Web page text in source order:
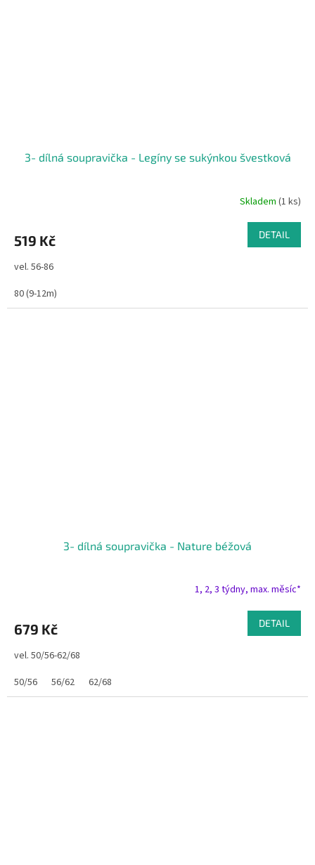
3- dílná soupravička - Legíny se sukýnkou švestková
Skladem (1 ks)
519 Kč DETAIL
vel. 56-86
80 (9-12m)
3- dílná soupravička - Nature béžová
1, 2, 3 týdny, max. měsíc*
679 Kč DETAIL
vel. 50/56-62/68
50/56
56/62 62/68